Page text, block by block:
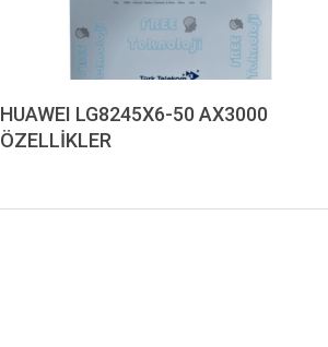
HUAWEI LG8245X6-50 AX3000
ÖZELLİKLER